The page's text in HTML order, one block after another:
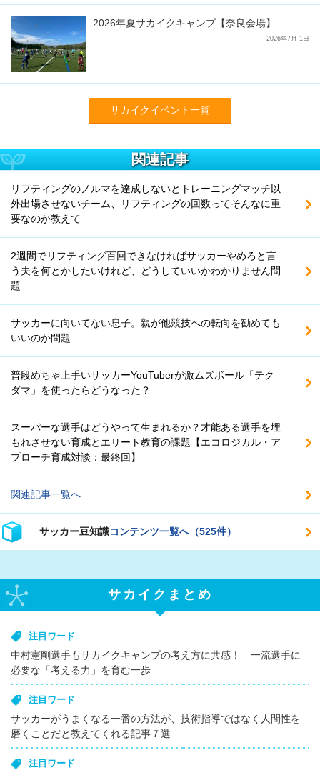
2026年夏サカイクキャンプ【奈良会場】
2026年7月 1日
サカイクイベント一覧
関連記事
リフティングのノルマを達成しないとトレーニングマッチ以
外出場させないチーム、リフティングの回数ってそんなに重
要なのか教えて
2週間でリフティング百回できなければサッカーやめろと言
う夫を何とかしたいけれど、どうしていいかわかりません問
題
サッカーに向いてない息子。親が他競技への転向を勧めても
いいのか問題
普段めちゃ上手いサッカーYouTuberが激ムズボール「テク
ダマ」を使ったらどうなった？
スーパーな選手はどうやって生まれるか？才能ある選手を埋
もれさせない育成とエリート教育の課題【エコロジカル・ア
プローチ育成対談：最終回】
関連記事一覧へ
サッカー豆知識コンテンツ一覧へ（525件）
サカイクまとめ
注目ワード
中村憲剛選手もサカイクキャンプの考え方に共感！ 一流選手に
必要な「考える力」を育む一歩
注目ワード
サッカーがうまくなる一番の方法が、技術指導ではなく人間性を
磨くことだと教えてくれる記事７選
注目ワード